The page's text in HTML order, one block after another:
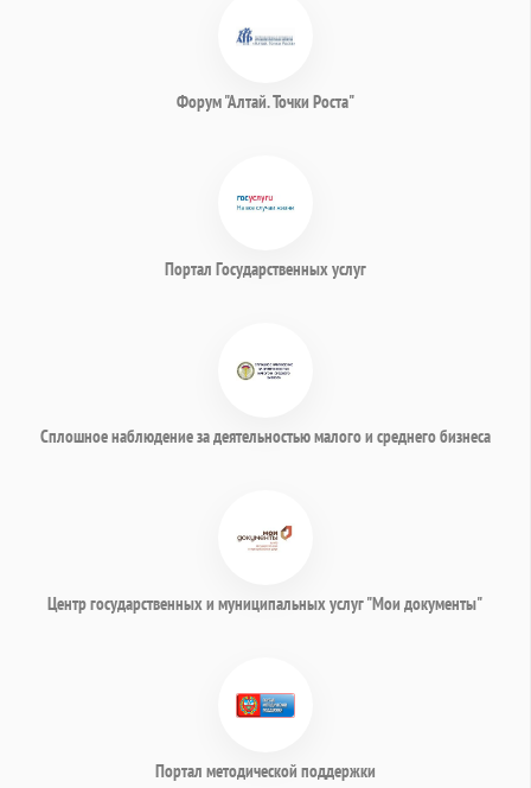
Форум "Алтай. Точки Роста"
Портал Государственных услуг
Сплошное наблюдение за деятельностью малого и среднего бизнеса
Центр государственных и муниципальных услуг "Мои документы"
Портал методической поддержки